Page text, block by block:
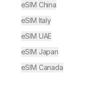
eSIM China
eSIM Italy
eSIM UAE
eSIM Japan
eSIM Canada